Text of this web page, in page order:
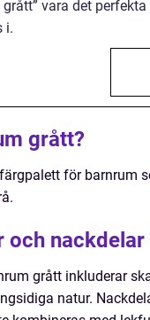
grått” vara det
i.
grått?
för barnrum
och
grått inkluderar
natur.